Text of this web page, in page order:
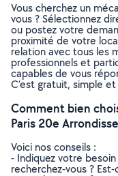
Vous cherchez un
vous ? Sélectionnez
ou postez votre
proximité de votre
relation avec tous les
professionnels et
capables de vous
C’est gratuit, simple
Comment bien
Paris 20e
Voici nos conseils :
- Indiquez votre
recherchez-vous ?